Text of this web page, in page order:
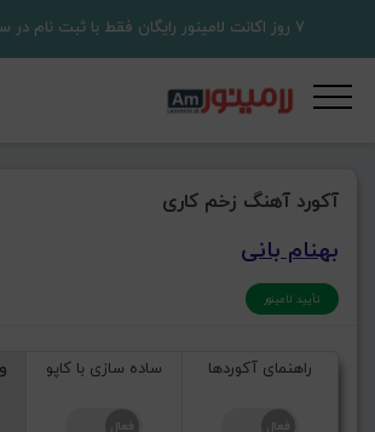
7 روز اکانت لامینور رایگان فقط با ثبت نام در سایت
آکورد آهنگ زخم کاری
بهنام بانی
تأیید لامینور
راهنمای آکوردها ساده سازی با کاپو